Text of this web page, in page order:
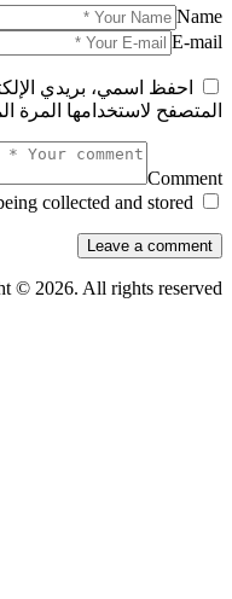
Name
E-mail
احفظ اسمي، بريدي
المتصفح لاستخدامها المرة
Comment
collected and stored.
© 2026. All rights reserved.